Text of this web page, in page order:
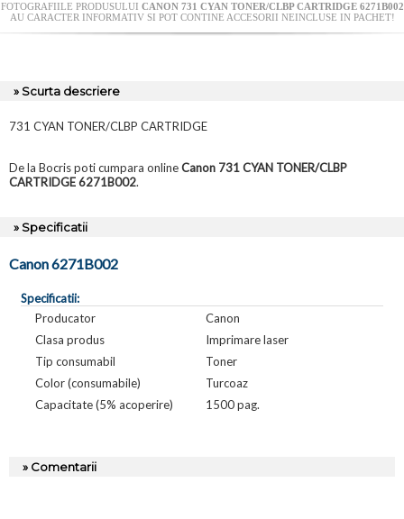
FOTOGRAFIILE PRODUSULUI CANON 731 CYAN TONER/CLBP CARTRIDGE 6271B002
AU CARACTER INFORMATIV SI POT CONTINE ACCESORII NEINCLUSE IN PACHET!
» Scurta descriere
731 CYAN TONER/CLBP CARTRIDGE
De la Bocris poti cumpara onlineCanon 731 CYAN TONER/CLBP
CARTRIDGE 6271B002.
» Specificatii
Canon 6271B002
Specificatii:
Producator
Canon
Clasa produs
Imprimare laser
Tip consumabil
Toner
Color (consumabile)
Turcoaz
Capacitate (5% acoperire)
1500 pag.
» Comentarii